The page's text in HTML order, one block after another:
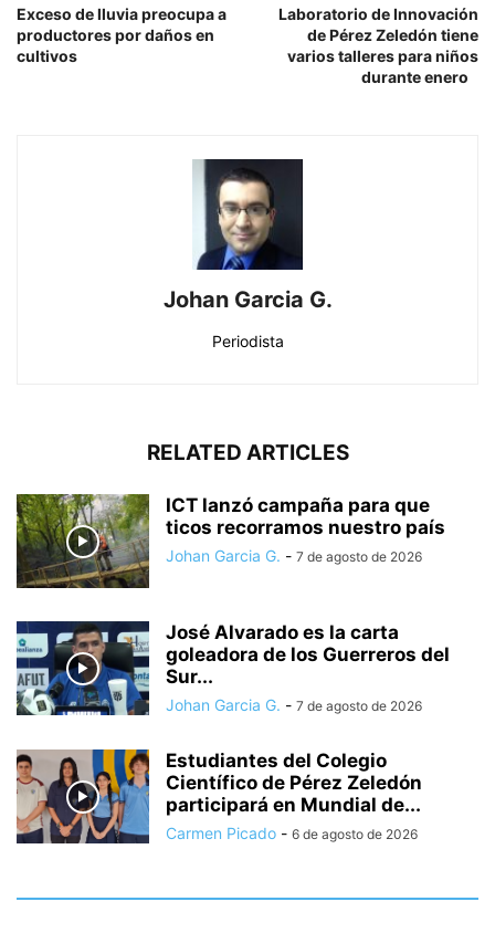
Exceso de lluvia preocupa a
productores por daños en
cultivos
Laboratorio de Innovación
de Pérez Zeledón tiene
varios talleres para niños
durante enero
Johan Garcia G.
Periodista
RELATED ARTICLES
ICT lanzó campaña para que
ticos recorramos nuestro país
Johan Garcia G. - 7 de agosto de 2026
José Alvarado es la carta
goleadora de los Guerreros del
Sur...
Johan Garcia G. - 7 de agosto de 2026
Estudiantes del Colegio
Científico de Pérez Zeledón
participará en Mundial de...
Carmen Picado - 6 de agosto de 2026